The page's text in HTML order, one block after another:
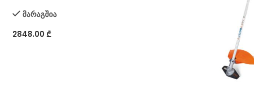
მარაგშია
2848.00₾